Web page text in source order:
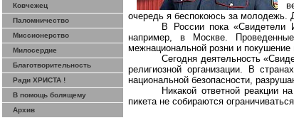
Ковчежец
Паломничество
Миссионерство
Милосердие
Благотворительность
Ради ХРИСТА !
В помощь болящему
Архив
очередь я беспокоюсь за молодежь.
В России пока «Свидетели
например, в Москве. Проведенные
межнациональной розни и покушение
Сегодня деятельность
религиозной организации. В
национальной безопасности,
Никакой ответной реакции
пикета не собираются